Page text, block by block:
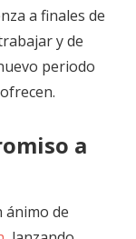
a finales de
y de
periodo
a
ánimo de